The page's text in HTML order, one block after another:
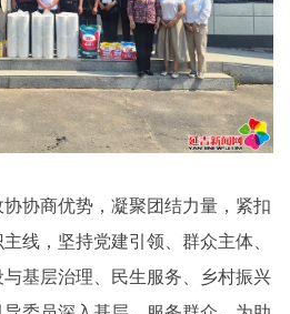
商优势，凝聚团结力量，紧扣
线，坚持党建引领、群众主体、
基层治理、民生服务、乡村振兴